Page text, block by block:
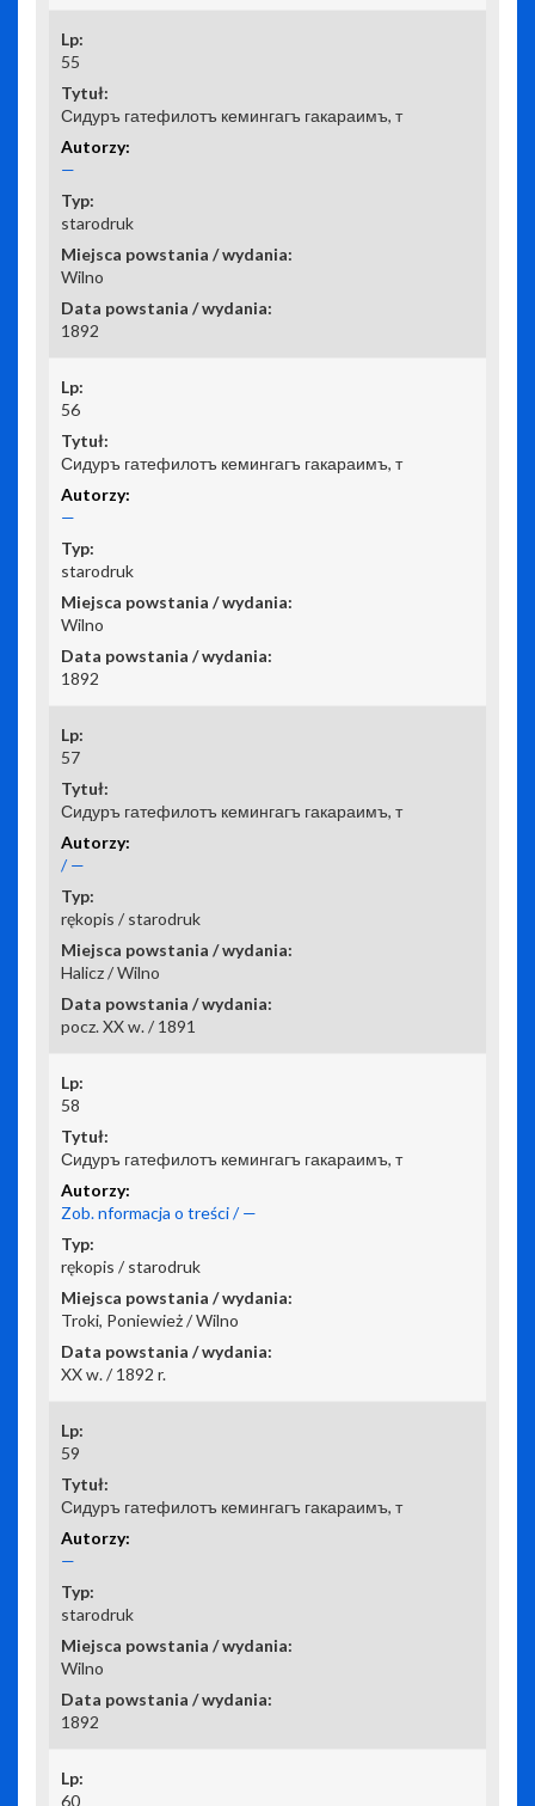
55
Сидуръ гатефилотъ кемингагъ гакараимъ, т
—
starodruk
Wilno
1892
56
Сидуръ гатефилотъ кемингагъ гакараимъ, т
—
starodruk
Wilno
1892
57
Сидуръ гатефилотъ кемингагъ гакараимъ, т
/ —
rękopis / starodruk
Halicz / Wilno
pocz. XX w. / 1891
58
Сидуръ гатефилотъ кемингагъ гакараимъ, т
Zob. nformacja o treści / —
rękopis / starodruk
Troki, Poniewież / Wilno
XX w. / 1892 r.
59
Сидуръ гатефилотъ кемингагъ гакараимъ, т
—
starodruk
Wilno
1892
60